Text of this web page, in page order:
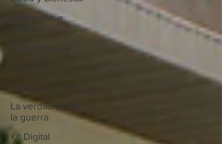
Educación e
La verdad detrás de
la guerra
Kit Digital